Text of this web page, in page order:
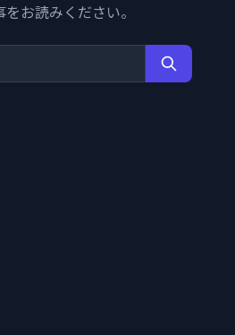
お読みください。